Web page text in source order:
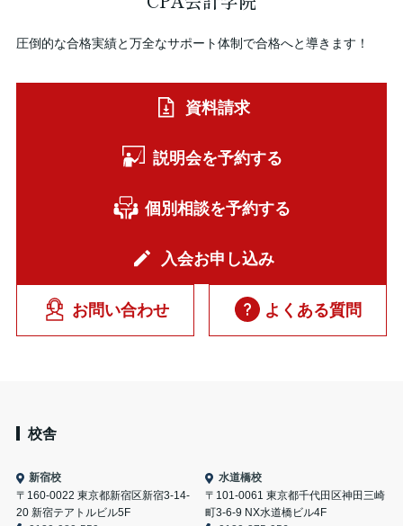
圧倒的な合格実績と万全なサポート体制で合格へと導きます！
資料請求
説明会を予約する
個別相談を予約する
入会お申し込み
お問い合わせ よくある質問
校舎
新宿校
〒160-0022 東京都新宿区新宿3-14-
20 新宿テアトルビル5F
水道橋校
〒101-0061 東京都千代田区神田三崎
町3-6-9 NX水道橋ビル4F